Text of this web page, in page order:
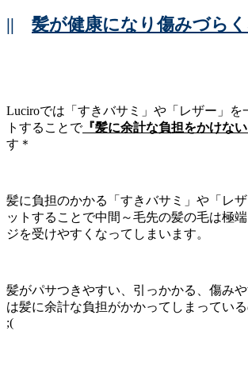
|| 髪が健康になり傷みづら
Luciroでは「すきバサミ」や「レザー」を
トすることで『髪に余計な負担をかけない
す＊
髪に負担のかかる「すきバサミ」や「レ
ットすることで中間～毛先の髪の毛は極
ジを受けやすくなってしまいます。
髪がパサつきやすい、引っかかる、傷み
は髪に余計な負担がかかってしまってい
;(